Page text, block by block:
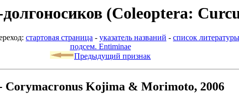
(Coleoptera:
стартовая страница - указатель названий - список литературы
подсем. Entiminae
Предыдущий признак
Corymacronus Kojima & Morimoto, 2006